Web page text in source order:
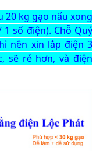
kg gạo nấu xong
số điện). Chỗ Quý
nên xin lắp điện 3
sẽ rẻ hơn, và điện